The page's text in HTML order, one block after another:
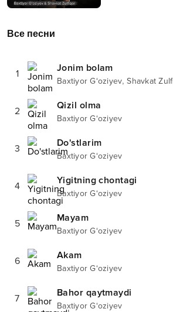
Все песни
1 Jonim bolam
Baxtiyor G‘oziyev,Shavkat
2 Qizil olma
Baxtiyor G‘oziyev
3 Do'stlarim
Baxtiyor G‘oziyev
4 Yigitning chontagi
Baxtiyor G‘oziyev
5 Mayam
Baxtiyor G‘oziyev
6 Akam
Baxtiyor G‘oziyev
7 Bahor qaytmaydi
Baxtiyor G‘oziyev